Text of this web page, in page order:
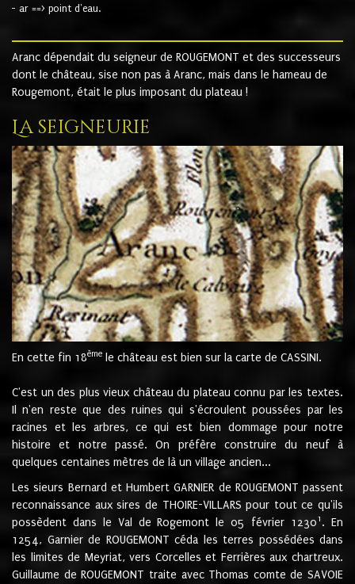
- ar ==> point d'eau.
Aranc dépendait du seigneur de ROUGEMONT et des successeurs
dont le château, sise non pas à Aranc, mais dans le hameau de
Rougemont, était le plus imposant du plateau !
La seigneurie
En cette fin 18ème le château est bien sur la carte de CASSINI.
C'est un des plus vieux château du plateau connu par les textes.
Il n'en reste que des ruines qui s'écroulent poussées par les
racines et les arbres, ce qui est bien dommage pour notre
histoire et notre passé. On préfère construire du neuf à
quelques centaines mètres de là un village ancien...
Les sieurs Bernard et Humbert GARNIER de ROUGEMONT passent
reconnaissance aux sires de THOIRE-VILLARS pour tout ce qu'ils
possèdent dans le Val de Rogemont le 05 février 12301 . En
1254, Garnier de ROUGEMONT céda les terres possédées dans
les limites de Meyriat, vers Corcelles et Ferrières aux chartreux.
Guillaume de ROUGEMONT traite avec Thomas comte de SAVOIE